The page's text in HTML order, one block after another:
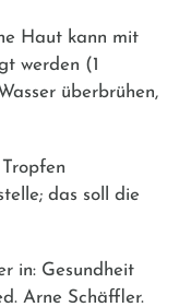
Haut kann mit
werden (1
überbrühen,
das soll die
in: Gesundheit
Arne Schäffler.